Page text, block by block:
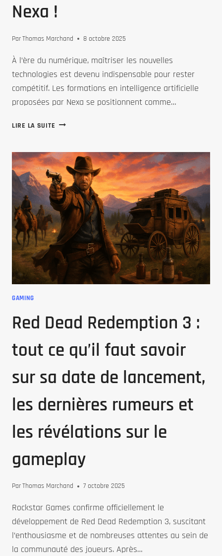
Nexa !
ParThomas Marchand 8 octobre 2025
À l’ère du numérique, maîtriser les nouvelles
technologies est devenu indispensable pour rester
compétitif. Les formations en intelligence artificielle
proposées par Nexa se positionnent comme…
LIRE LA SUITE MAÎTRISEZ
TECHNOLOGIES
GRÂCE
AUX
FORMATIONS
EN
INTELLIGENCE
ARTIFICIELLE
DE
NEXA
!
GAMING
Red Dead Redemption 3 :
tout ce qu’il faut savoir
sur sa date de lancement,
les dernières rumeurs et
les révélations sur le
gameplay
ParThomas Marchand 7 octobre 2025
Rockstar Games confirme officiellement le
développement de Red Dead Redemption 3, suscitant
l’enthousiasme et de nombreuses attentes au sein de
la communauté des joueurs. Après…